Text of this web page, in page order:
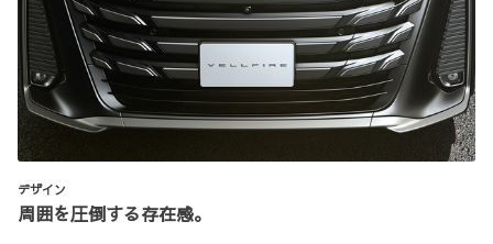
デザイン
周囲を圧倒する存在感。